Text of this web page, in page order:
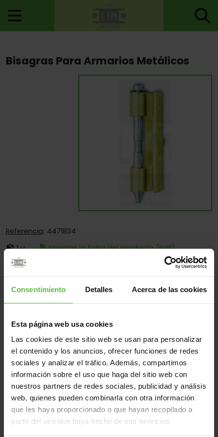
Consentimiento Detalles Acerca de las cookies
Esta página web usa cookies
Las cookies de este sitio web se usan para personalizar
el contenido y los anuncios, ofrecer funciones de redes
sociales y analizar el tráfico. Además, compartimos
información sobre el uso que haga del sitio web con
nuestros partners de redes sociales, publicidad y análisis
web, quienes pueden combinarla con otra información
que les haya proporcionado o que hayan recopilado a
partir del uso que haya hecho de sus servicios.
Armarios Metálicos
Bisagras Para Armarios Metálicos
Referencia: 4471834
1 u.
Imprimir la ficha del producto (pdf)
Es:Desmontable
Cantos:
Cantos Cuadrados Y Redondos
Fijación:Sólo Para Soldadura
Material
Inox.304
Todos
(1 artículos)
Código Referencia Medidas Variantes